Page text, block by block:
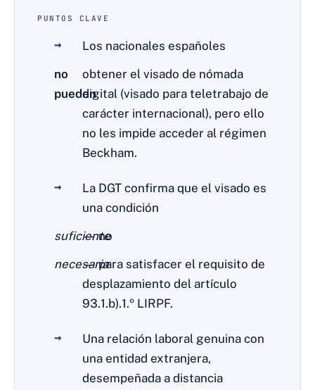
PUNTOS CLAVE
Los nacionales españoles
no
pueden
obtener el visado de nómada
digital (visado para teletrabajo de
carácter internacional), pero ello
no les impide acceder al régimen
Beckham.
La DGT confirma que el visado es
una condición
suficiente
— no
necesaria— para satisfacer el requisito de
desplazamiento del artículo
93.1.b).1.º LIRPF.
Una relación laboral genuina con
una entidad extranjera,
desempeñada a distancia